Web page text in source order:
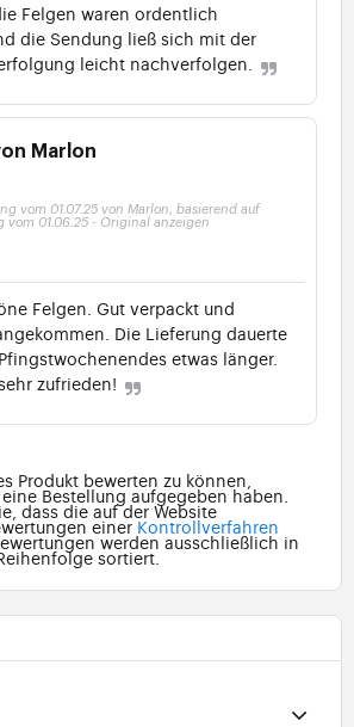
Felgen waren ordentlich
die Sendung ließ sich mit der
leicht nachverfolgen.
Marlon
vom 01.07.25 von Marlon, basierend auf
vom 01.06.25 - Original anzeigen
Felgen. Gut verpackt und
Die Lieferung dauerte
etwas länger.
zufrieden!
Produkt bewerten zu können,
Bestellung aufgegeben haben.
dass die auf der Website
einer Kontrollverfahren
werden ausschließlich in
sortiert.